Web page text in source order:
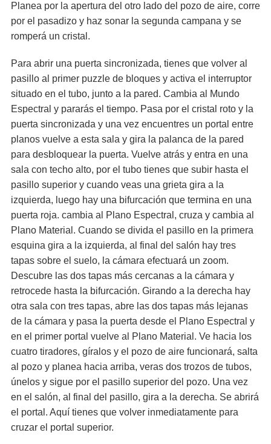
Planea por la apertura del otro lado del pozo de aire, corre
por el pasadizo y haz sonar la segunda campana y se
romperá un cristal.
Para abrir una puerta sincronizada, tienes que volver al
pasillo al primer puzzle de bloques y activa el interruptor
situado en el tubo, junto a la pared. Cambia al Mundo
Espectral y pararás el tiempo. Pasa por el cristal roto y la
puerta sincronizada y una vez encuentres un portal entre
planos vuelve a esta sala y gira la palanca de la pared
para desbloquear la puerta. Vuelve atrás y entra en una
sala con techo alto, por el tubo tienes que subir hasta el
pasillo superior y cuando veas una grieta gira a la
izquierda, luego hay una bifurcación que termina en una
puerta roja. cambia al Plano Espectral, cruza y cambia al
Plano Material. Cuando se divida el pasillo en la primera
esquina gira a la izquierda, al final del salón hay tres
tapas sobre el suelo, la cámara efectuará un zoom.
Descubre las dos tapas más cercanas a la cámara y
retrocede hasta la bifurcación. Girando a la derecha hay
otra sala con tres tapas, abre las dos tapas más lejanas
de la cámara y pasa la puerta desde el Plano Espectral y
en el primer portal vuelve al Plano Material. Ve hacia los
cuatro tiradores, gíralos y el pozo de aire funcionará, salta
al pozo y planea hacia arriba, veras dos trozos de tubos,
únelos y sigue por el pasillo superior del pozo. Una vez
en el salón, al final del pasillo, gira a la derecha. Se abrirá
el portal. Aquí tienes que volver inmediatamente para
cruzar el portal superior.